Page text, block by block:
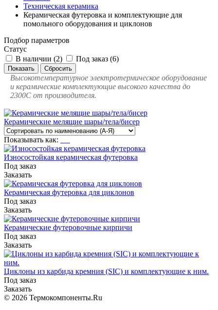
Техническая керамика
Керамическая футеровка и комплектующие для
помольного оборудования и циклонов
Подбор параметров
Статус
В наличии (2) Под заказ (6)
Высокотемпературное электротермическое оборудование
и керамические комплектующие высокого качества до
2300С от производителя.
Керамические мелящие шары/тела/бисер
Показывать как:
Износостойкая керамическая футеровка
Под заказ
Заказать
Керамическая футеровка для циклонов
Под заказ
Заказать
Керамические футеровочные кирпичи
Под заказ
Заказать
Циклоны из карбида кремния (SIC) и комплектующие к ним.
Под заказ
Заказать
© 2026 Термокомпоненты.Ru